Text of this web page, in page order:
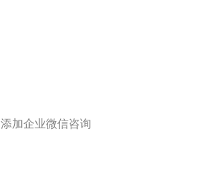
添加企业微信咨询